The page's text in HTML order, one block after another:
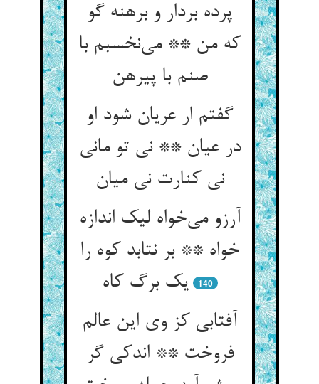
پرده بردار و برهنه گو
که من ** می‌‌نخسبم با
صنم با پیرهن‌‌
گفتم ار عریان شود او
در عیان ** نی تو مانی
نی کنارت نی میان‌‌
آرزو می‌‌خواه لیک اندازه
خواه ** بر نتابد کوه را
یک برگ کاه‌‌
140
آفتابی کز وی این عالم
فروخت ** اندکی گر